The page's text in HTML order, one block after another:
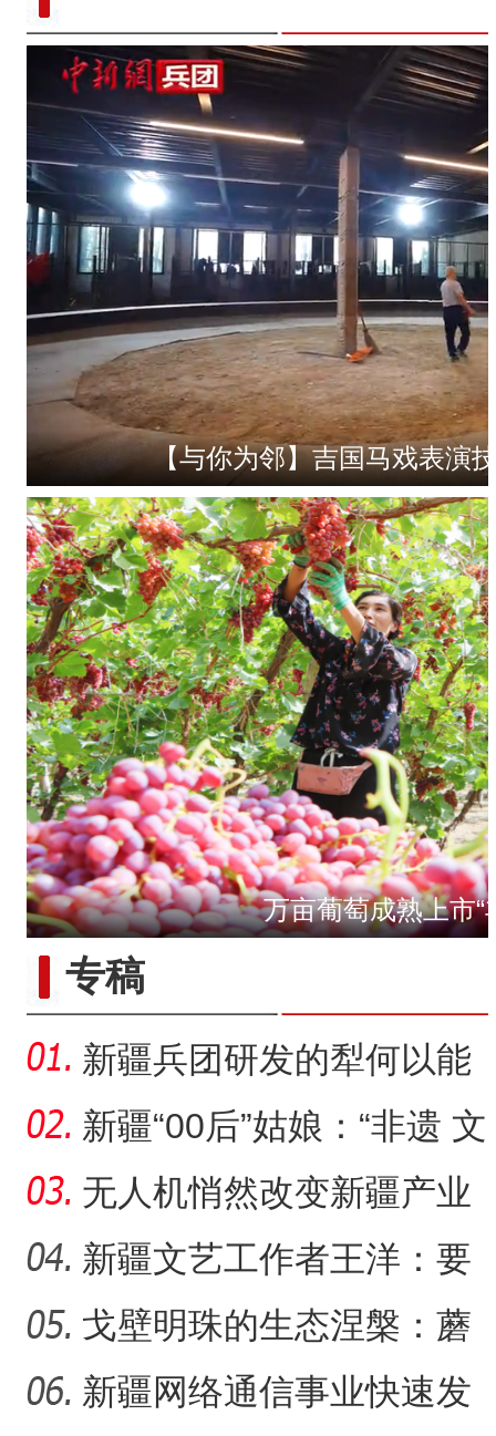
【与你为邻】吉国马戏表演
第一师六团西梅进
新疆石河子：打造“空中丝
万亩葡萄成熟上市“
新疆昭苏垦区麦收“
专稿
新疆兵团研发的犁何以能
走出国门？
新疆“00后”姑娘：“非遗 文
创”让传统文化“潮”
无人机悄然改变新疆产业
生产方式
新疆文艺工作者王洋：要
把美好的家乡唱给更多人
听
戈壁明珠的生态涅槃：蘑
菇湖水库的生态戍边战
新疆网络通信事业快速发